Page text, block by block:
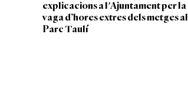
explicacions a l'Ajuntament per la
vaga d’hores extres dels metges al
Parc Taulí